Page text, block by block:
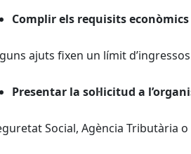
Complir els requisits econòmics
ajuts fixen un límit
Presentar la sol·licitud a
Social, Agència Tributària